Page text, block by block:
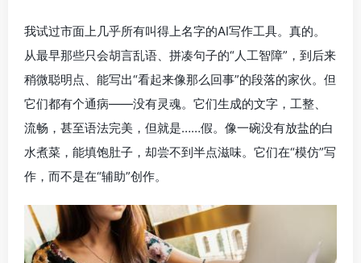
我试过市面上几乎所有叫得上名字的AI写作工具。真的。
从最早那些只会胡言乱语、拼凑句子的“人工智障”，到后来
稍微聪明点、能写出“看起来像那么回事”的段落的家伙。但
它们都有个通病——没有灵魂。它们生成的文字，工整、
流畅，甚至语法完美，但就是……假。像一碗没有放盐的白
水煮菜，能填饱肚子，却尝不到半点滋味。它们在“模仿”写
作，而不是在“辅助”创作。